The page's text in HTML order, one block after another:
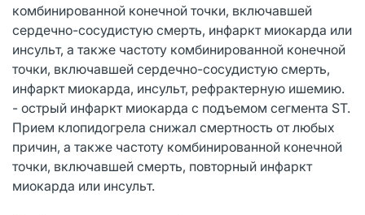
комбинированной конечной точки, включавшей
сердечно-сосудистую смерть, инфаркт миокарда или
инсульт, а также частоту комбинированной конечной
точки, включавшей сердечно-сосудистую смерть,
инфаркт миокарда, инсульт, рефрактерную ишемию.
- острый инфаркт миокарда с подъемом сегмента ST.
Прием клопидогрела снижал смертность от любых
причин, а также частоту комбинированной конечной
точки, включавшей смерть, повторный инфаркт
миокарда или инсульт.